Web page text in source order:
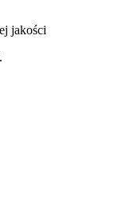
jakości